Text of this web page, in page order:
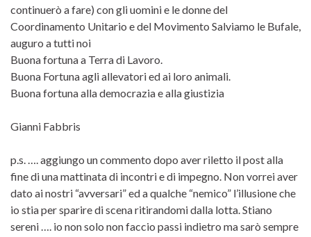
continuerò a fare) con gli uomini e le donne del
Coordinamento Unitario e del Movimento Salviamo le Bufale,
auguro a tutti noi
Buona fortuna a Terra di Lavoro.
Buona Fortuna agli allevatori ed ai loro animali.
Buona fortuna alla democrazia e alla giustizia
Gianni Fabbris
p.s. …. aggiungo un commento dopo aver riletto il post alla
fine di una mattinata di incontri e di impegno. Non vorrei aver
dato ai nostri “avversari” ed a qualche “nemico” l’illusione che
io stia per sparire di scena ritirandomi dalla lotta. Stiano
sereni …. io non solo non faccio passi indietro ma sarò sempre